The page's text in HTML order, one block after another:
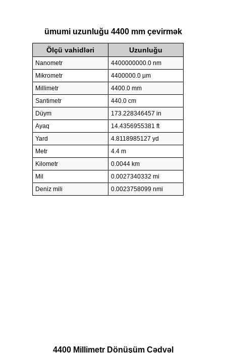
ümumi uzunluğu 4400 mm çevirmək
Ölçü vahidləri Uzunluğu
Nanometr
4400000000.0 nm
Mikrometr
4400000.0 µm
Millimetr
4400.0 mm
Santimetr
440.0 cm
Düym
173.228346457 in
Ayaq
14.4356955381 ft
Yard
4.8118985127 yd
Metr
4.4 m
Kilometr
0.0044 km
Mil
0.0027340332 mi
Deniz mili
0.0023758099 nmi
4400 Millimetr Dönüşüm Cədvəl